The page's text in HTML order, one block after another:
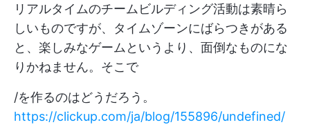
リアルタイムのチームビルディング活動は素晴ら
しいものですが、タイムゾーンにばらつきがある
と、楽しみなゲームというより、面倒なものにな
りかねません。そこで
/を作るのはどうだろう。
https://clickup.com/ja/blog/155896/undefined/